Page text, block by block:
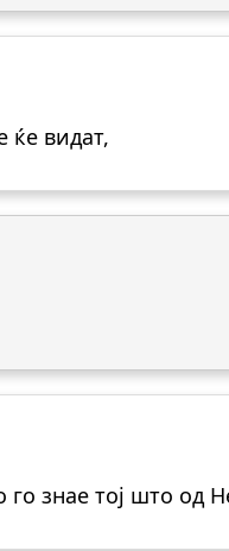
ќе видат,
го знае тој што